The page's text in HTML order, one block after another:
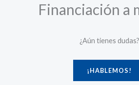
Financiación a
¿Aún tienes dudas?
¡HABLEMOS!